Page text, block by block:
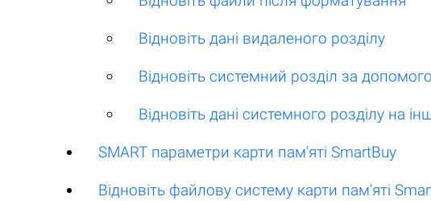
Відновіть дані видаленого розділу
Відновіть системний розділ за
Відновіть дані системного розділу на
SMART параметри карти пам'яті SmartBuy
Відновіть файлову систему карти пам'яті